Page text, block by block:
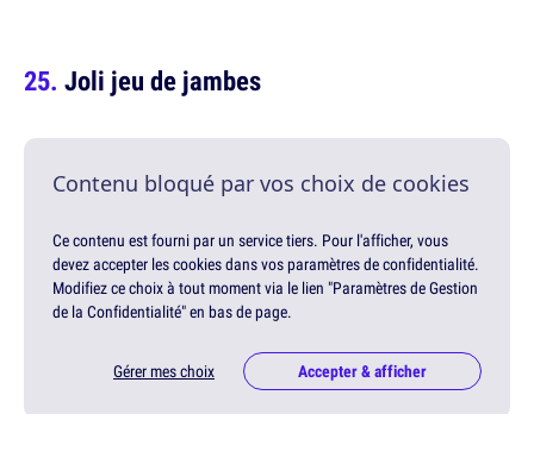
Joli jeu de jambes
Contenu bloqué par vos choix de cookies
Ce contenu est fourni par un service tiers. Pour l'afficher, vous
devez accepter les cookies dans vos paramètres de confidentialité.
Modifiez ce choix à tout moment via le lien "Paramètres de Gestion
de la Confidentialité" en bas de page.
Gérer mes choix Accepter & afficher